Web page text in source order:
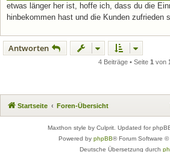
etwas länger her ist, hoffe ich, dass du die
hinbekommen hast und die Kunden zufrieden
Antworten
4 Beiträge • Seite 1 von
Startseite Foren-Übersicht
Maxthon style by Culprit. Updated for
Powered by phpBB® Forum Software ©
Deutsche Übersetzung durch